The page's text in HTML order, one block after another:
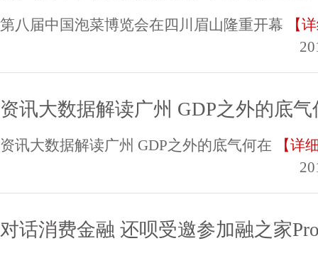
第八届中国泡菜博览会在四川眉山隆重开幕
【
资讯大数据解读广州 GDP之外的底气
资讯大数据解读广州 GDP之外的底气何在
【详
对话消费金融 还呗受邀参加融之家